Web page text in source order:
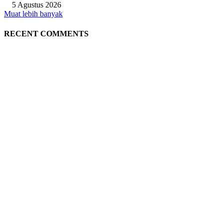
5 Agustus 2026
Muat lebih banyak
RECENT COMMENTS